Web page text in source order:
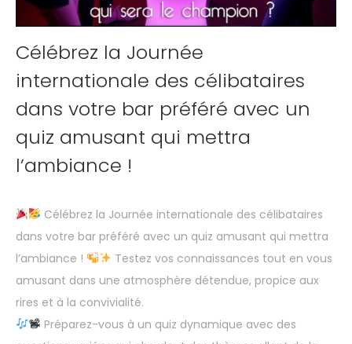
Célébrez la Journée
internationale des célibataires
dans votre bar préféré avec un
quiz amusant qui mettra
l’ambiance !
Célébrez la Journée internationale des célibataires
dans votre bar préféré avec un quiz amusant qui mettra
l’ambiance !
Testez vos connaissances tout en vous
amusant dans une atmosphère détendue, propice aux
rires et à la convivialité.
Préparez-vous à un quiz dynamique avec des